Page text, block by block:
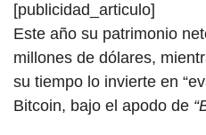
[publicidad_articulo]
Este año su patrimonio
millones de dólares,
su tiempo lo invierte en
Bitcoin, bajo el apodo de